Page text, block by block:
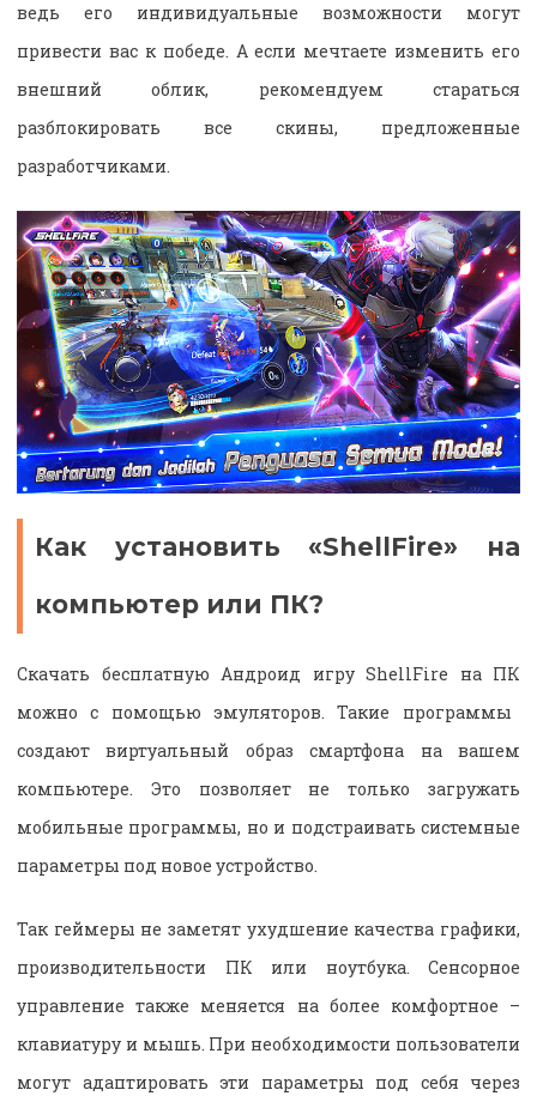
ведь его индивидуальные возможности могут
привести вас к победе. А если мечтаете изменить его
внешний облик, рекомендуем стараться
разблокировать все скины, предложенные
разработчиками.
Как установить «ShellFire» на
компьютер или ПК?
Скачать бесплатную Андроид игру ShellFire на ПК
можно с помощью эмуляторов. Такие программы
создают виртуальный образ смартфона на вашем
компьютере. Это позволяет не только загружать
мобильные программы, но и подстраивать системные
параметры под новое устройство.
Так геймеры не заметят ухудшение качества графики,
производительности ПК или ноутбука. Сенсорное
управление также меняется на более комфортное –
клавиатуру и мышь. При необходимости пользователи
могут адаптировать эти параметры под себя через